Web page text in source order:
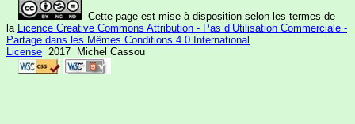
Cette page est mise à disposition selon les termes de
la
Licence Creative Commons Attribution - Pas d’Utilisation Commerciale -
Partage dans les Mêmes Conditions 4.0 International
License 2017 Michel Cassou